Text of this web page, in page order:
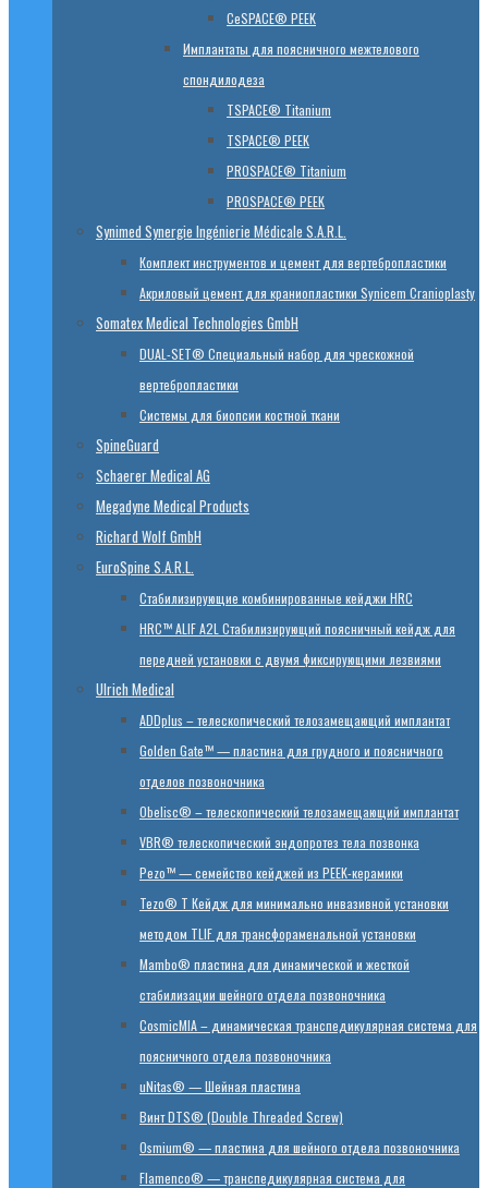
CeSPACE® PEEK
Имплантаты для поясничного межтелового
спондилодеза
TSPACE® Titanium
TSPACE® PEEK
PROSPACE® Titanium
PROSPACE® PEEK
Synimed Synergie Ingénierie Médicale S.A.R.L.
Комплект инструментов и цемент для вертебропластики
Акриловый цемент для краниопластики Synicem Cranioplasty
Somatex Medical Technologies GmbH
DUAL-SET® Специальный набор для чрескожной
вертебропластики
Системы для биопсии костной ткани
SpineGuard
Schaerer Medical AG
Megadyne Medical Products
Richard Wolf GmbH
EuroSpine S.A.R.L.
Стабилизирующие комбинированные кейджи HRC
HRC™ ALIF A2L Стабилизирующий поясничный кейдж для
передней установки с двумя фиксирующими лезвиями
Ulrich Medical
ADDplus – телескопический телозамещающий имплантат
Golden Gate™ — пластина для грудного и поясничного
отделов позвоночника
Obelisc® – телескопический телозамещающий имплантат
VBR® телескопический эндопротез тела позвонка
Pezo™ — семейство кейджей из PEEK-керамики
Tezo® T Кейдж для минимально инвазивной установки
методом TLIF для трансфораменальной установки
Mambo® пластина для динамической и жесткой
стабилизации шейного отдела позвоночника
CosmicMIA – динамическая транспедикулярная система для
поясничного отдела позвоночника
uNitas® — Шейная пластина
Винт DTS® (Double Threaded Screw)
Osmium® — пластина для шейного отдела позвоночника
Flamenco® — транспедикулярная система для